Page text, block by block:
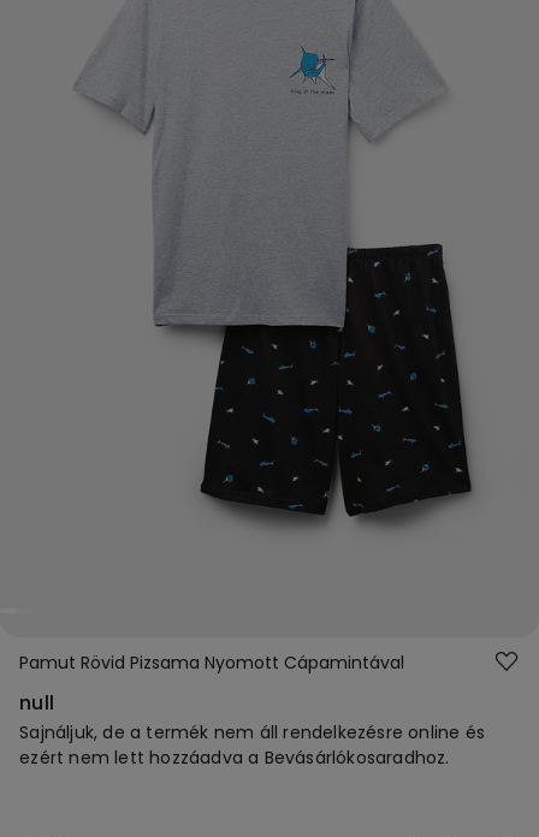
Pamut Rövid Pizsama Nyomott Cápamintával
null
Sajnáljuk, de a termék nem áll rendelkezésre online és
ezért nem lett hozzáadva a Bevásárlókosaradhoz.